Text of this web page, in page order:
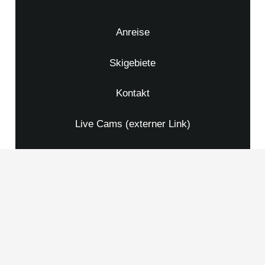
Anreise
Skigebiete
Kontakt
Live Cams (externer Link)